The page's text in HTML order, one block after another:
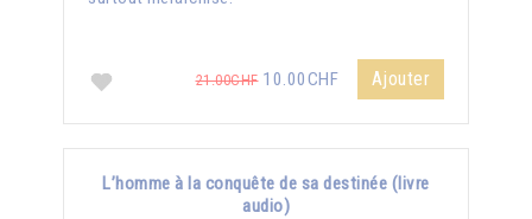
21.00CHF10.00CHF Ajouter
L’homme à la conquête de sa destinée (livre
audio)